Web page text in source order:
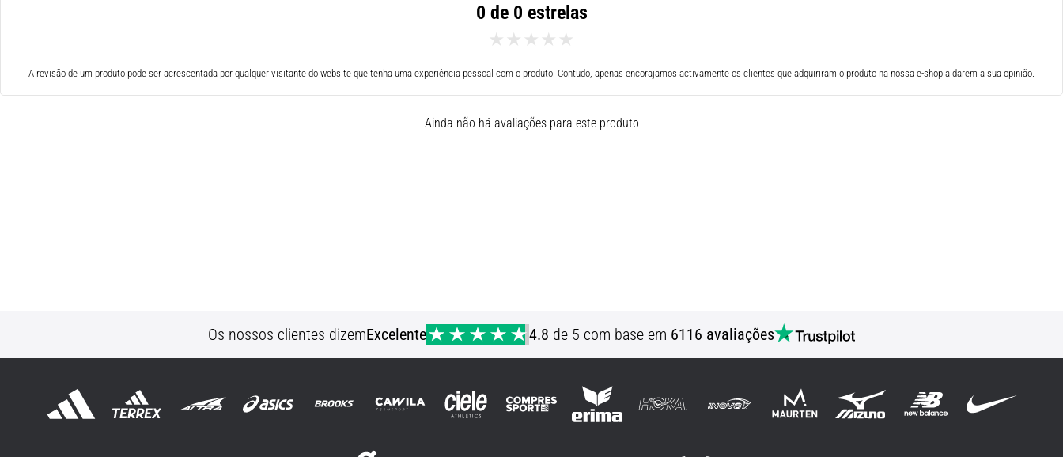
0 de 0 estrelas
A revisão de um produto pode ser acrescentada por qualquer visitante do website que tenha uma experiência pessoal com o produto. Contudo, apenas encorajamos activamente os clientes que adquiriram o produto na nossa e-shop a darem a sua opinião.
Ainda não há avaliações para este produto
Os nossos clientes dizemExcelente 4.8 de 5 com base em 6116 avaliações